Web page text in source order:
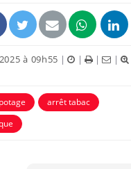
à 09h55 | | | |
arrêt tabac